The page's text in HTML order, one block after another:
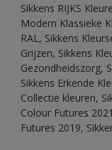
Sikkens RIJKS
Modern Klassieke
RAL, Sikkens
Grijzen, Sikkens
Gezondheidszorg,
Sikkens Erkende
Collectie kleuren,
Colour Futures
Futures 2019,